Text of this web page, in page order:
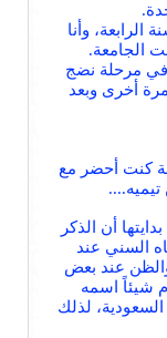
وأنا
الجامعة.
في مرحلة نضج
أخرى وبعد
كنت أحضر مع
أن الذكر
السني عند
عند بعض
شيئاً اسمه
لذلك